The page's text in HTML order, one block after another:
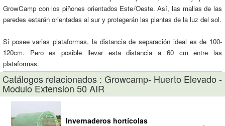
GrowCamp con los piñones orientados Este/Oeste. Así, las mallas de las
paredes estarán orientadas al sur y protegerán las plantas de la luz del sol.
Si posee varias plataformas, la distancia de separación ideal es de 100-
120cm. Pero es posible llevar esta distancia a 60 cm entre las
plataformas.
Catálogos relacionados : Growcamp- Huerto Elevado -
Modulo Extension 50 AIR
Invernaderos hortícolas